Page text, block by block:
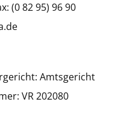
(0 82 95) 96 90
Amtsgericht
VR 202080